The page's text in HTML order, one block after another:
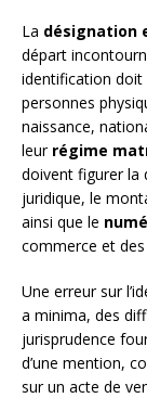
La désignation
départ
identification doit
personnes
naissance,
leur régime
doivent figurer la
juridique, le
ainsi que le
commerce et
Une erreur sur
a minima, des
jurisprudence
d’une mention,
sur un acte de